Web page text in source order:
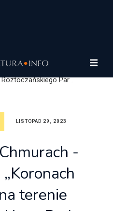
w Chmurach - ścieżka w
Par...
LISTOPAD 29, 2023
-
terenie